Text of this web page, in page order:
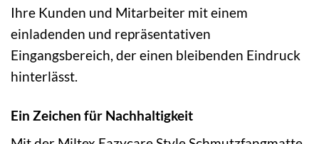
Ihre Kunden und Mitarbeiter mit einem
einladenden und repräsentativen
Eingangsbereich, der einen bleibenden Eindruck
hinterlässt.
Ein Zeichen für Nachhaltigkeit